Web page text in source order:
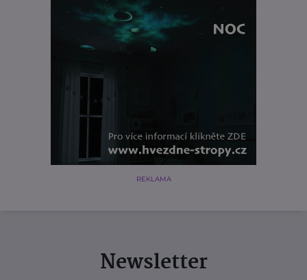
REKLAMA
Newsletter